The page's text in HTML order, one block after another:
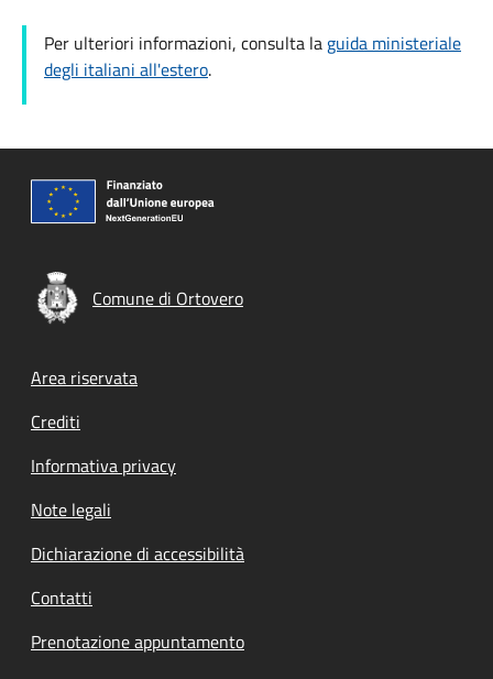
Per ulteriori informazioni, consulta la guida ministeriale
degli italiani all'estero.
Comune di Ortovero
Footer menu
Area riservata
Crediti
Informativa privacy
Note legali
Dichiarazione di accessibilità
Contatti
Prenotazione appuntamento